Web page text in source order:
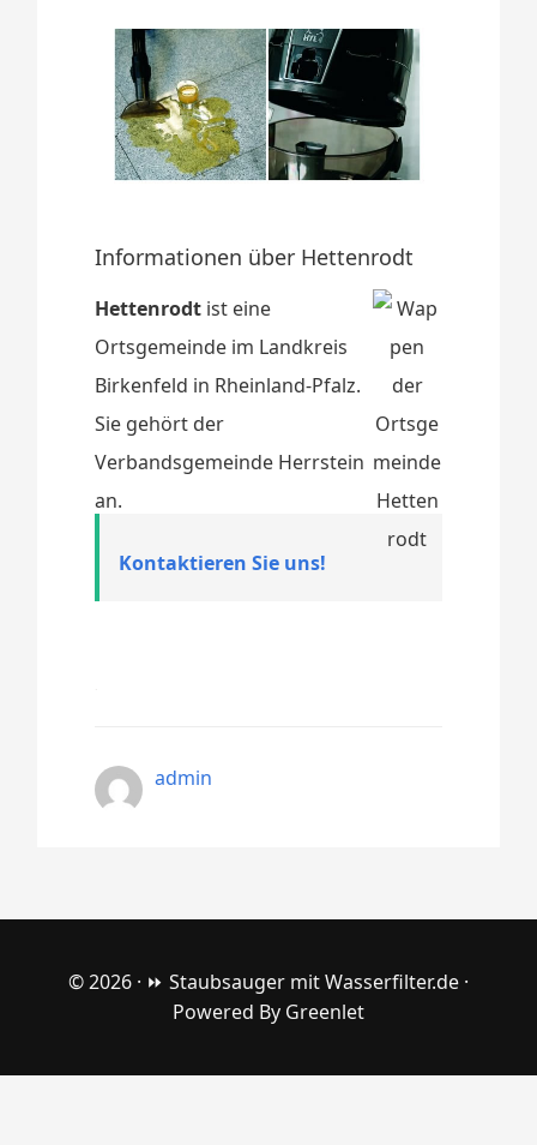
Informationen über Hettenrodt
Hettenrodt ist eine
Ortsgemeinde im Landkreis
Birkenfeld in Rheinland-Pfalz.
Sie gehört der
Verbandsgemeinde Herrstein
an.
Kontaktieren Sie uns!
admin
© 2026 · ⏩ Staubsauger mit Wasserfilter.de ·
Powered By Greenlet